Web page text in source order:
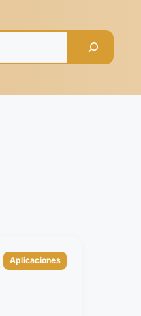
Categorías
Aplicaciones